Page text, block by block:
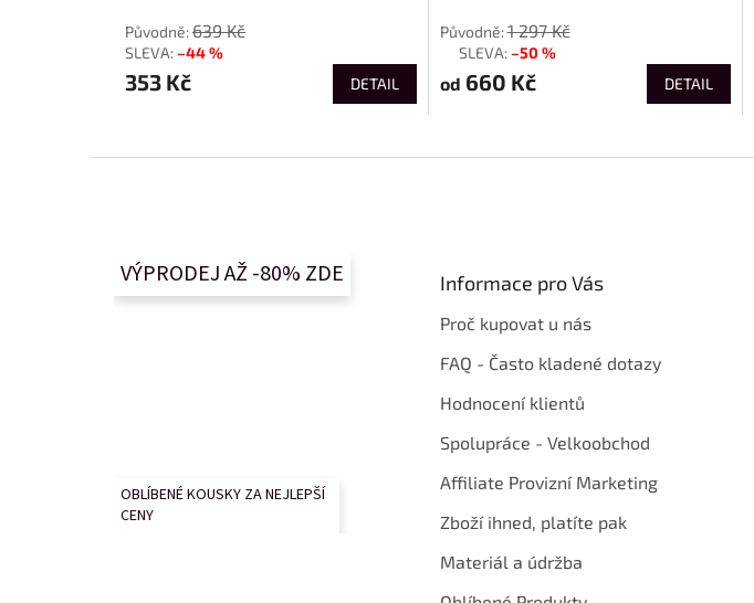
639 Kč
–44 %
353 Kč DETAIL
1 297 Kč
–50 %
od 660 Kč DETAIL
VÝPRODEJ AŽ -80% ZDE
OBLÍBENÉ KOUSKY ZA NEJLEPŠÍ
CENY
Informace pro Vás
Proč kupovat u nás
FAQ - Často kladené dotazy
Hodnocení klientů
Spolupráce - Velkoobchod
Affiliate Provizní Marketing
Zboží ihned, platíte pak
Materiál a údržba